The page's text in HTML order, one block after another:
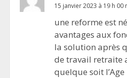
15 janvier 2023 à 19 h 00
une reforme est
avantages aux
la solution après
de travail retraite
quelque soit l’Age